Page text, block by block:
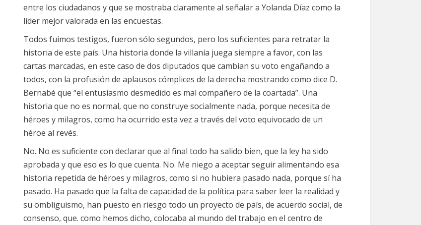
entre los ciudadanos y que se mostraba claramente al señalar a Yolanda Díaz como la
líder mejor valorada en las encuestas.
Todos fuimos testigos, fueron sólo segundos, pero los suficientes para retratar la
historia de este país. Una historia donde la villanía juega siempre a favor, con las
cartas marcadas, en este caso de dos diputados que cambian su voto engañando a
todos, con la profusión de aplausos cómplices de la derecha mostrando como dice D.
Bernabé que “el entusiasmo desmedido es mal compañero de la coartada”. Una
historia que no es normal, que no construye socialmente nada, porque necesita de
héroes y milagros, como ha ocurrido esta vez a través del voto equivocado de un
héroe al revés.
No. No es suficiente con declarar que al final todo ha salido bien, que la ley ha sido
aprobada y que eso es lo que cuenta. No. Me niego a aceptar seguir alimentando esa
historia repetida de héroes y milagros, como si no hubiera pasado nada, porque sí ha
pasado. Ha pasado que la falta de capacidad de la política para saber leer la realidad y
su ombliguismo, han puesto en riesgo todo un proyecto de país, de acuerdo social, de
consenso, que. como hemos dicho, colocaba al mundo del trabajo en el centro de